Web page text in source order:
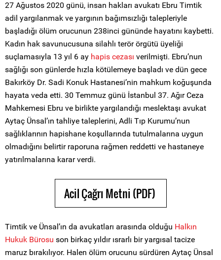
27 Ağustos 2020 günü, insan hakları avukatı Ebru Timtik
adil yargılanmak ve yargının bağımsızlığı talepleriyle
başladığı ölüm orucunun 238inci gününde hayatını kaybetti.
Kadın hak savunucusuna silahlı terör örgütü üyeliği
suçlamasıyla 13 yıl 6 ay hapis cezası verilmişti. Ebru’nun
sağlığı son günlerde hızla kötülemeye başladı ve dün gece
Bakırköy Dr. Sadi Konuk Hastanesi’nin mahkum koğuşunda
hayata veda etti. 30 Temmuz günü İstanbul 37. Ağır Ceza
Mahkemesi Ebru ve birlikte yargılandığı meslektaşı avukat
Aytaç Ünsal’ın tahliye taleplerini, Adli Tıp Kurumu’nun
sağlıklarının hapishane koşullarında tutulmalarına uygun
olmadığını belirtir raporuna rağmen reddetti ve hastaneye
yatırılmalarına karar verdi.
Acil Çağrı Metni (PDF)
Timtik ve Ünsal’ın da avukatları arasında olduğu Halkın
Hukuk Bürosu son birkaç yıldır ısrarlı bir yargısal tacize
maruz bırakılıyor. Halen ölüm orucunu sürdüren Aytaç Ünsal